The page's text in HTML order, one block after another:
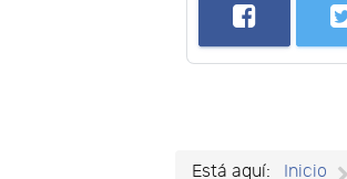
Está aquí: Inicio